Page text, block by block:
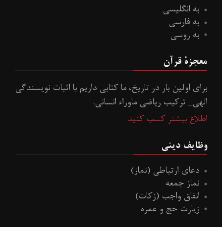
به انگلیسی
به فارسی
به روسی
معجزهٔ قرآن
براى اولين بار در تاريخ، ما کتابى داريم با اثبات نويسندگى
الهى_ ترکيب رياضى ماوراء انسانى.
اطلاع بیشتر کسب کنید
وظایف دینی
دعای ارتباطی (نماز)
نماز جمعه
انفاق واجب (زكات)
زيارت حج و عمره